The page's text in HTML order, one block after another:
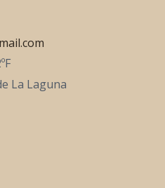
La Laguna